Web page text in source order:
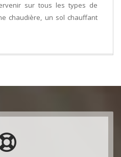
sur tous les types de
chaudière, un sol chauffant